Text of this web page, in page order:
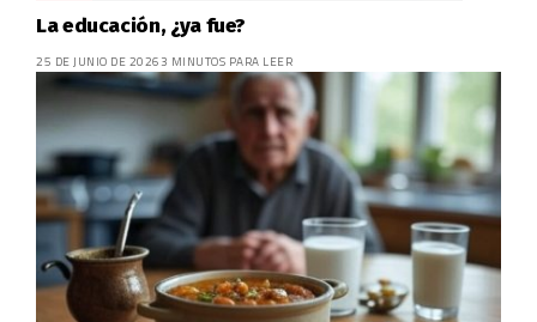
La educación, ¿ya fue?
25 DE JUNIO DE 2026 3 MINUTOS PARA LEER